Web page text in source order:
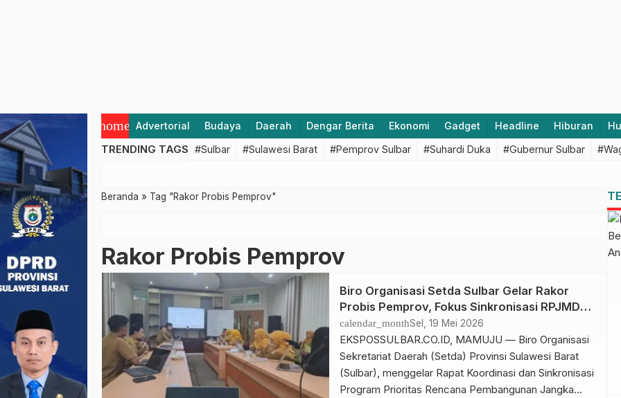
home Advertorial Budaya Daerah Dengar Berita Ekonomi Gadget Headline Hiburan
TRENDING TAGS #Sulbar #Sulawesi Barat #Pemprov Sulbar #Suhardi Duka #Gubernur Sulbar
Beranda » Tag "Rakor Probis Pemprov"
Rakor Probis Pemprov
Biro Organisasi Setda Sulbar Gelar Rakor
Probis Pemprov, Fokus Sinkronisasi RPJMD
dan SPBE
calendar_monthSel, 19 Mei 2026
EKSPOSSULBAR.CO.ID, MAMUJU — Biro Organisasi
Sekretariat Daerah (Setda) Provinsi Sulawesi Barat
(Sulbar), menggelar Rapat Koordinasi dan Sinkronisasi
Program Prioritas Rencana Pembangunan Jangka